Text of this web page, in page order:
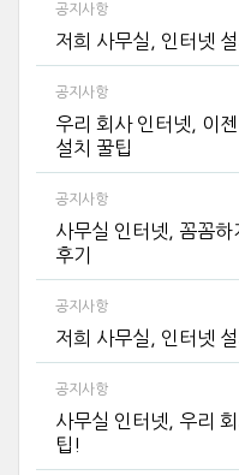
공지사항
저희 사무실, 인터넷
공지사항
우리 회사 인터넷, 이
설치 꿀팁
공지사항
사무실 인터넷, 꼼꼼
후기
공지사항
저희 사무실, 인터넷
공지사항
사무실 인터넷, 우리
팁!